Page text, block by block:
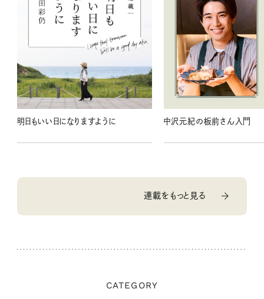
明日もいい日になりますように 中沢元紀の板前さん入門
連載をもっと見る
CATEGORY